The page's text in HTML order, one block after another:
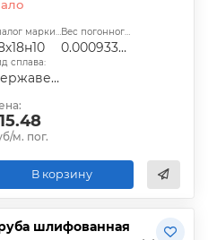
Аналог марки стали: Вес погонного метра, т.:
0.000933734
сплава:
Нержавеющий
м. пог.
В корзину
шлифованная